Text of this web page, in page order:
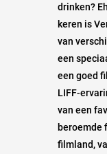
drinken?
keren is
van
een
een goed
LIFF-
van een
beroemde
filmland,